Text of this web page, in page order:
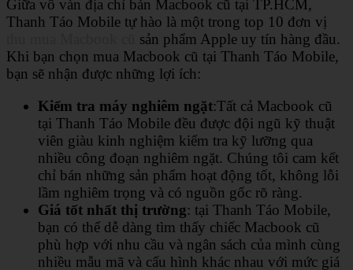
Giữa vô vàn địa chỉ bán Macbook cũ tại TP.HCM,
Thanh Táo Mobile tự hào là một trong top 10 đơn vị
sản phẩm Apple uy tín hàng đầu.
Khi bạn chọn mua Macbook cũ tại Thanh Táo Mobile,
bạn sẽ nhận được những lợi ích:
Kiểm tra máy nghiêm ngặt:Tất cả Macbook cũ
tại Thanh Táo Mobile đều được đội ngũ kỹ thuật
viên giàu kinh nghiệm kiểm tra kỹ lưỡng qua
nhiều công đoạn nghiêm ngặt. Chúng tôi cam kết
chỉ bán những sản phẩm hoạt động tốt, không lỗi
lầm nghiêm trọng và có nguồn gốc rõ ràng.
Giá tốt nhất thị trường: tại Thanh Táo Mobile,
bạn có thể dễ dàng tìm thấy chiếc Macbook cũ
phù hợp với nhu cầu và ngân sách của mình cùng
nhiều mẫu mã và cấu hình khác nhau với mức giá